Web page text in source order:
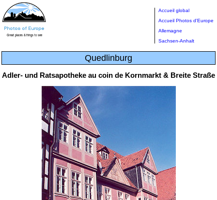
Accueil global
Accueil Photos d'Europe
Allemagne
Sachsen-Anhalt
Quedlinburg
Adler- und Ratsapotheke au coin de Kornmarkt & Breite Straße